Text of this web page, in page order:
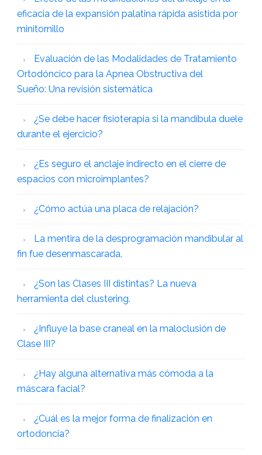
eficacia de la expansión palatina rápida asistida por
minitornillo
Evaluación de las Modalidades de Tratamiento
Ortodóncico para la Apnea Obstructiva del
Sueño: Una revisión sistemática
¿Se debe hacer fisioterapia si la mandíbula duele
durante el ejercicio?
¿Es seguro el anclaje indirecto en el cierre de
espacios con microimplantes?
¿Cómo actúa una placa de relajación?
La mentira de la desprogramación mandibular al
fin fue desenmascarada.
¿Son las Clases III distintas? La nueva
herramienta del clustering.
¿Influye la base craneal en la maloclusión de
Clase III?
¿Hay alguna alternativa más cómoda a la
máscara facial?
¿Cuál es la mejor forma de finalización en
ortodoncia?